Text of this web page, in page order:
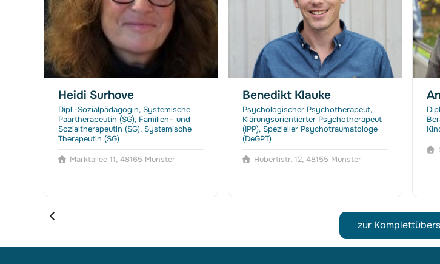
Heidi Surhove
Dipl.-Sozialpädagogin, Systemische
Paartherapeutin (SG), Familien– und
Sozialtherapeutin (SG), Systemische
Therapeutin (SG)
Marktallee 11, 48165 Münster
Benedikt Klauke
Psychologischer Psychotherapeut,
Klärungsorientierter Psychotherapeut
(IPP), Spezieller Psychotraumatologe
(DeGPT)
Hubertistr. 12, 48155 Münster
zur